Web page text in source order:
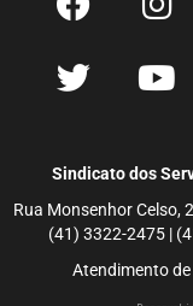
Sindicato dos
Rua Monsenhor Celso,
(41) 3322-2475 |
Atendimento